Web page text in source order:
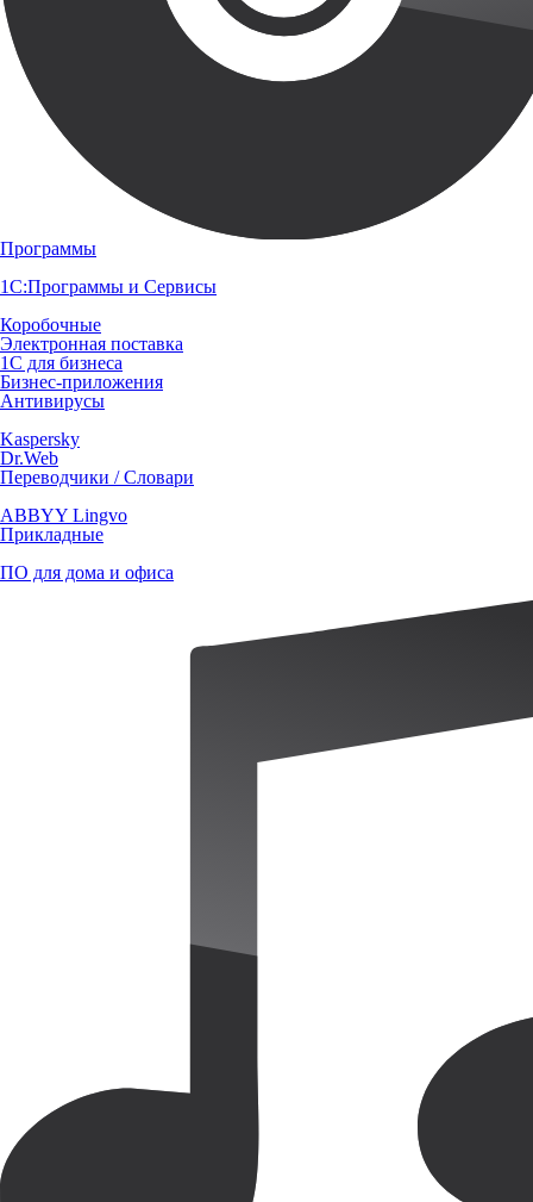
Программы
1С:Программы и Сервисы
Коробочные
Электронная поставка
1С для бизнеса
Бизнес-приложения
Антивирусы
Kaspersky
Dr.Web
Переводчики / Словари
ABBYY Lingvo
Прикладные
ПО для дома и офиса